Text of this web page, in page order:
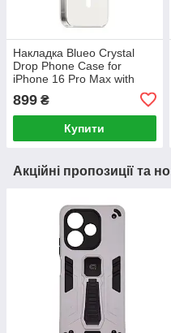
Накладка Blueo Crystal
Drop Phone Case for
iPhone 16 Pro Max with
(B41-I16PMTR)
899 ₴
Купити
Акційні пропозиції та